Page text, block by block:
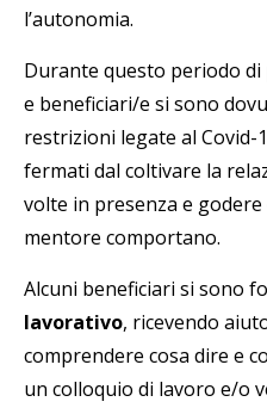
l’autonomia.
Durante questo periodo
e beneficiari/e si sono
restrizioni legate al Covid-
fermati dal coltivare la
volte in presenza e
mentore comportano.
Alcuni beneficiari si sono
lavorativo, ricevendo
comprendere cosa dire e
un colloquio di lavoro e/o